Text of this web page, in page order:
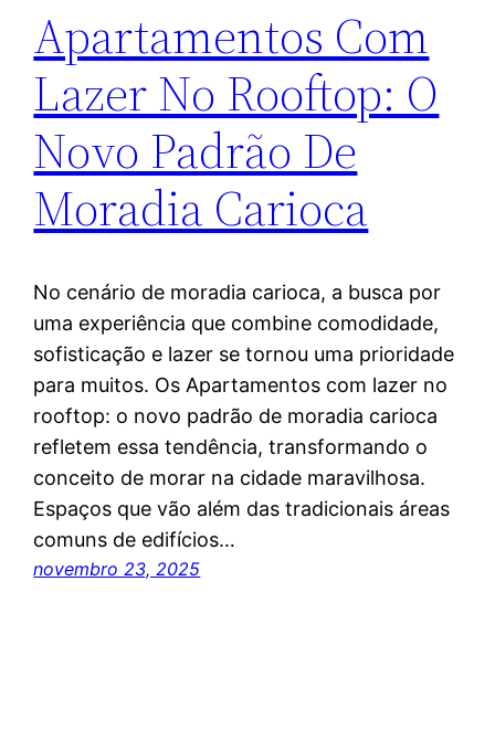
Apartamentos Com
Lazer No Rooftop: O
Novo Padrão De
Moradia Carioca
No cenário de moradia carioca, a busca por
uma experiência que combine comodidade,
sofisticação e lazer se tornou uma prioridade
para muitos. Os Apartamentos com lazer no
rooftop: o novo padrão de moradia carioca
refletem essa tendência, transformando o
conceito de morar na cidade maravilhosa.
Espaços que vão além das tradicionais áreas
comuns de edifícios…
novembro 23, 2025